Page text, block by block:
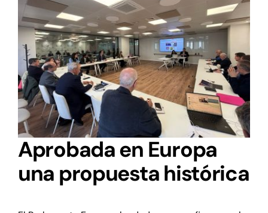
Aprobada en Europa
una propuesta histórica